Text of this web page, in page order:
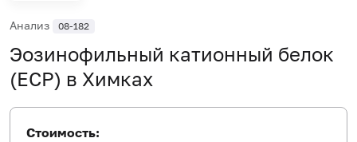
Анализ 08-182
Эозинофильный катионный белок
(ECP) в Химках
Стоимость: